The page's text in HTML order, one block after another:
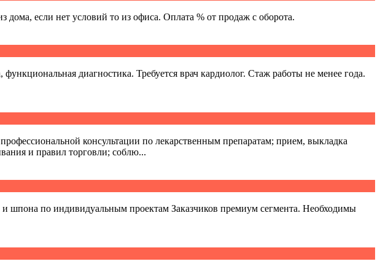
если нет условий то из офиса. Оплата % от продаж с оборота.
диагностика. Требуется врач кардиолог. Стаж работы не менее года.
консультации по лекарственным препаратам; прием, выкладка
и правил торговли; соблю...
шпона по индивидуальным проектам Заказчиков премиум сегмента. Необходимы